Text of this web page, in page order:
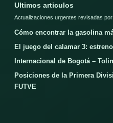
Ultimos articulos
Actualizaciones urgentes revisadas
Cómo encontrar la gasolina
El juego del calamar 3:
Internacional de Bogotá –
Posiciones de la Primera
FUTVE